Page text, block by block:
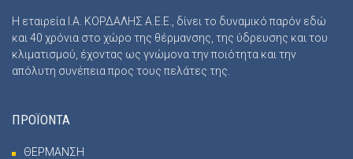
Η εταιρεία Ι.Α. ΚΟΡΔΑΛΗΣ Α.Ε.Ε., δίνει το δυναμικό παρόν εδώ
και 40 χρόνια στο χώρο της θέρμανσης, της ύδρευσης και του
κλιματισμού, έχοντας ως γνώμονα την ποιότητα και την
απόλυτη συνέπεια προς τους πελάτες της.
ΠΡΟΪΟΝΤΑ
ΘΕΡΜΑΝΣΗ